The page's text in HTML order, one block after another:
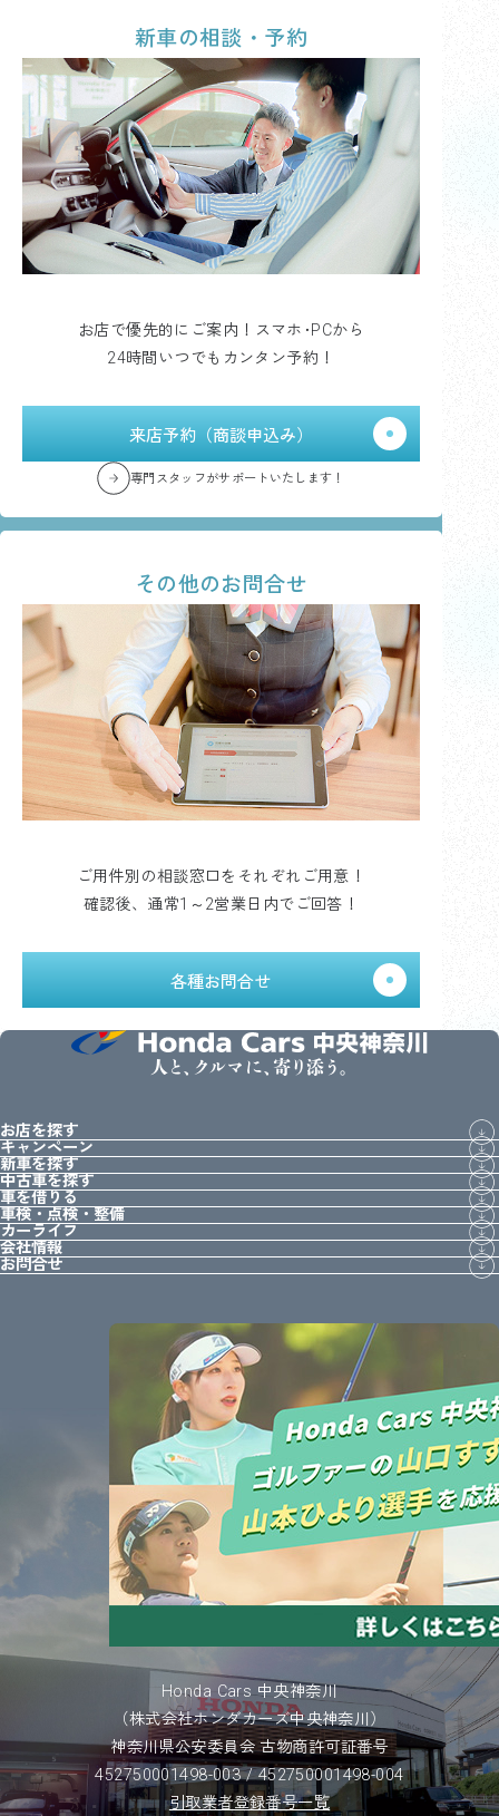
新車の相談・予約
お店で優先的にご案内！スマホ･PCから
24時間いつでもカンタン予約！
来店予約（商談申込み）
専門スタッフがサポートいたします！
その他のお問合せ
ご用件別の相談窓口をそれぞれご用意！
確認後、通常1～2営業日内でご回答！
各種お問合せ
人と、クルマに、寄り添う。
お店を探す
キャンペーン
新車を探す
中古車を探す
車を借りる
車検・点検・整備
カーライフ
会社情報
お問合せ
Honda Cars 中央神奈川
（株式会社ホンダカーズ中央神奈川）
神奈川県公安委員会 古物商許可証番号
452750001498-003 / 452750001498-004
引取業者登録番号一覧